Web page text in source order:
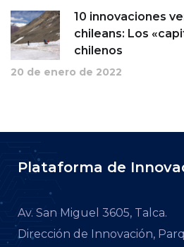
10 innovaciones
chileans: Los
chilenos
20 de enero de 2022
Plataforma de
Av. San Miguel 3605, Talca.
Dirección de Innovación,